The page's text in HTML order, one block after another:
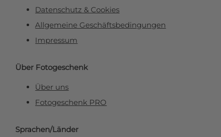
Datenschutz & Cookies
Allgemeine Geschäftsbedingungen
Impressum
Über Fotogeschenk
Über uns
Fotogeschenk PRO
Sprachen/Länder